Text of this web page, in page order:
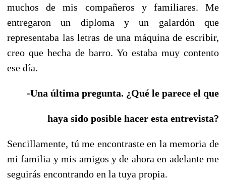
muchos de mis compañeros y familiares. Me
entregaron un diploma y un galardón que
representaba las letras de una máquina de escribir,
creo que hecha de barro. Yo estaba muy contento
ese día.
-Una última pregunta. ¿Qué le parece el que
haya sido posible hacer esta entrevista?
Sencillamente, tú me encontraste en la memoria de
mi familia y mis amigos y de ahora en adelante me
seguirás encontrando en la tuya propia.